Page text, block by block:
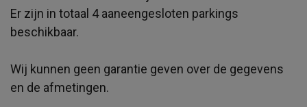
Er zijn in totaal 4 aaneengesloten parkings
beschikbaar.
Wij kunnen geen garantie geven over de gegevens
en de afmetingen.